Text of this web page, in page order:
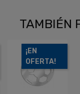
TAMBIÉN
OFERTA!